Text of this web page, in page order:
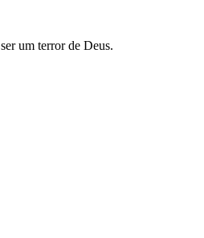
um terror de Deus.